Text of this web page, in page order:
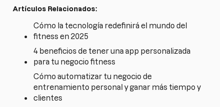
Artículos Relacionados:
Cómo la tecnología redefinirá el mundo del
fitness en 2025
4 beneficios de tener una app personalizada
para tu negocio fitness
Cómo automatizar tu negocio de
entrenamiento personal y ganar más tiempo y
clientes